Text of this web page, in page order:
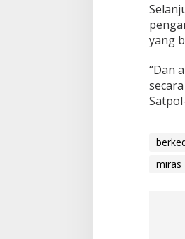
yang
“Dan
miras